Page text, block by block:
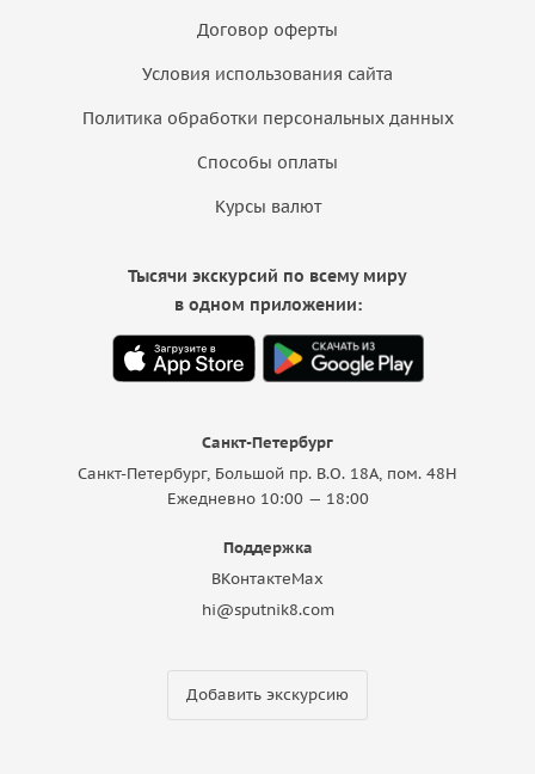
Договор оферты
Условия использования сайта
Политика обработки персональных данных
Способы оплаты
Курсы валют
Санкт-Петербург
Санкт-Петербург, Большой пр. В.О. 18A, пом. 48Н
Ежедневно 10:00 — 18:00
Поддержка
ВКонтактеMax
hi@sputnik8.com
Добавить экскурсию
Тысячи экскурсий по всему миру
в одном приложении: